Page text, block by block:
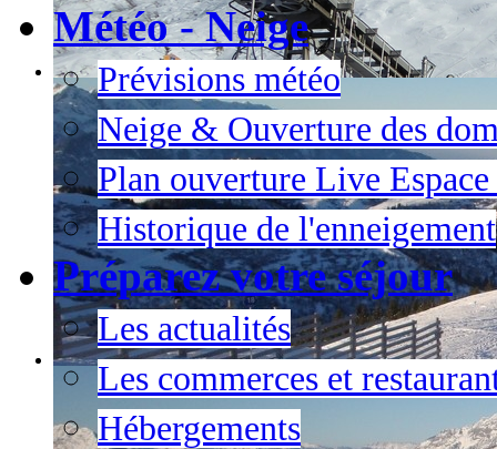
Météo - Neige
Prévisions météo
Neige & Ouverture des
Plan ouverture Live
Historique de l'enneigement
Préparez votre séjour
Les actualités
Les commerces et
Hébergements